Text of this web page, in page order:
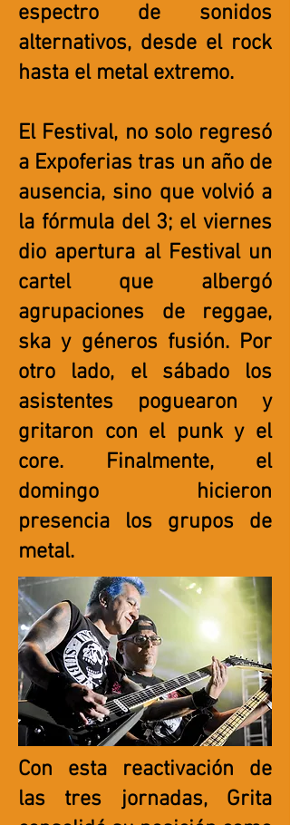
espectro de sonidos
alternativos, desde el rock
hasta el metal extremo.
El Festival, no solo regresó
a Expoferias tras un año de
ausencia, sino que volvió a
la fórmula del 3; el viernes
dio apertura al Festival un
cartel que albergó
agrupaciones de reggae,
ska y géneros fusión. Por
otro lado, el sábado los
asistentes poguearon y
gritaron con el punk y el
core. Finalmente, el
domingo hicieron
presencia los grupos de
metal.
Con esta reactivación de
las tres jornadas, Grita